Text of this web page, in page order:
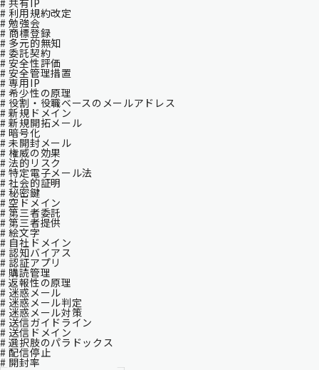
# 共有IP
# 利用規約改定
# 勉強会
# 商標登録
# 多元的無知
# 委託契約
# 安全性評価
# 安全管理措置
# 専用IP
# 希少性の原理
# 役割・役職ベースのメールアドレス
# 新規ドメイン
# 新規開拓メール
# 暗号化
# 未開封メール
# 権威の効果
# 法的リスク
# 特定電子メール法
# 社会的証明
# 秘密鍵
# 空ドメイン
# 第三者委託
# 第三者提供
# 絵文字
# 自社ドメイン
# 認知バイアス
# 認証アプリ
# 購読管理
# 返報性の原理
# 迷惑メール
# 迷惑メール判定
# 迷惑メール対策
# 送信ガイドライン
# 送信ドメイン
# 選択肢のパラドックス
# 配信停止
# 開封率